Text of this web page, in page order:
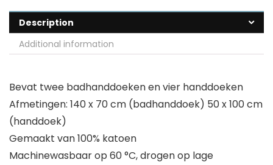
Description
Additional information
Bevat twee badhanddoeken en vier handdoeken
Afmetingen: 140 x 70 cm (badhanddoek) 50 x 100 cm
(handdoek)
Gemaakt van 100% katoen
Machinewasbaar op 60 °C, drogen op lage